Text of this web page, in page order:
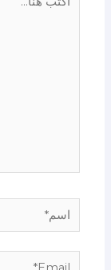
اسم*
Email*